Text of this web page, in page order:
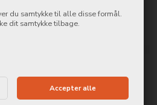
du samtykke til alle disse formål.
dit samtykke tilbage.
reparation
349,00 DKK
299,00